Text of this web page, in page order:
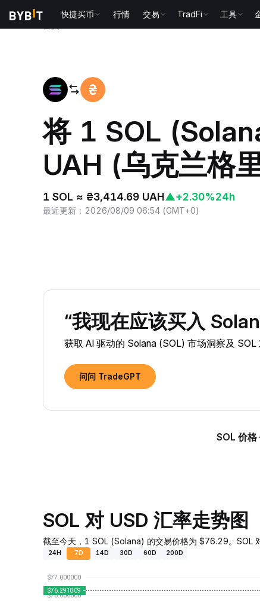
快捷买币 行情 交易 TradFi 工具
将 1 SOL
UAH (乌克兰格
1 SOL ≈ ₴3,414.69 UAH▲+2.30%24h
最近更新 ： 2026/08/09 06:54 (GMT+0)
“我现在应该买入
获取 AI 驱动的 Solana (SOL) 市场洞察及 SOL
问问 TradeGPT
SOL 价格
SOL 对 USD 汇率走势图
截至今天，1 SOL (Solana) 的交易价格为 $76.29。SOL
24H 7D 14D 30D 60D 200D